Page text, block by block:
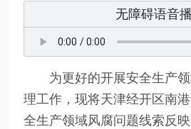
无障碍语音
为更好的开展安全生产
理工作，现将天津经开区南
全生产领域风腐问题线索反